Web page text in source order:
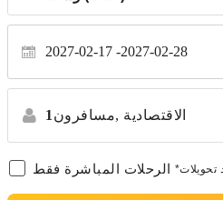
2027-02-17 2027-02-28
1 مسافرون, الاقتصادية
الرحلات المباشرة فقط تحويلات